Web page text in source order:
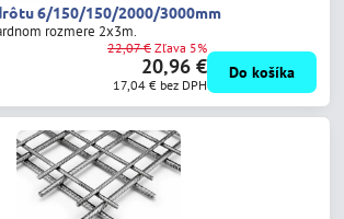
6/150/150/2000/3000mm
rozmere 2x3m.
20,96 €
17,04 € bez DPH
22,07 € Zľava 5%
Do košíka